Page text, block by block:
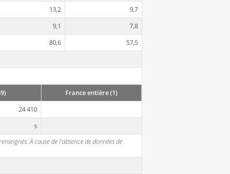
13,2
9,7
9,1
7,8
80,6
57,5
France entière (1)
24 410
s
À cause de l'absence de données de